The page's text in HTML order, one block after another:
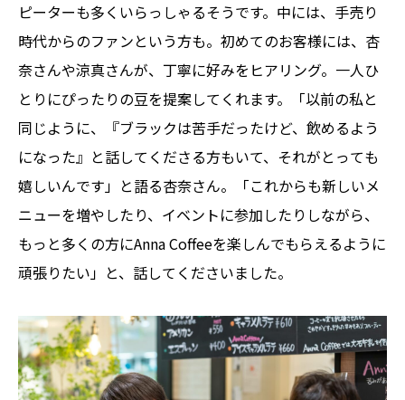
ピーターも多くいらっしゃるそうです。中には、手売り
時代からのファンという方も。初めてのお客様には、杏
奈さんや涼真さんが、丁寧に好みをヒアリング。一人ひ
とりにぴったりの豆を提案してくれます。「以前の私と
同じように、『ブラックは苦手だったけど、飲めるよう
になった』と話してくださる方もいて、それがとっても
嬉しいんです」と語る杏奈さん。「これからも新しいメ
ニューを増やしたり、イベントに参加したりしながら、
もっと多くの方にAnna Coffeeを楽しんでもらえるように
頑張りたい」と、話してくださいました。